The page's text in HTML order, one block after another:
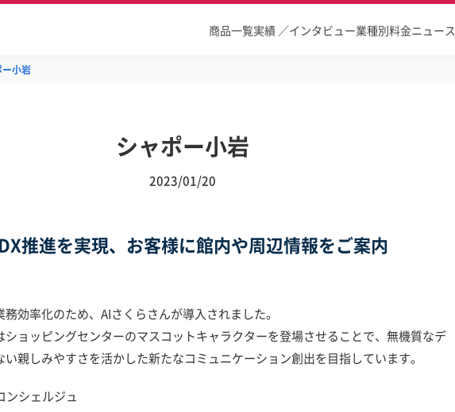
商品一覧実績 ／インタビュー業種別料金ニュース
ー小岩
シャポー小岩
2023/01/20
推進を実現、お客様に館内や周辺情報をご案内
効率化のため、AIさくらさんが導入されました。
ショッピングセンターのマスコットキャラクターを登場させることで、無機質なデ
親しみやすさを活かした新たなコミュニケーション創出を目指しています。
ンシェルジュ